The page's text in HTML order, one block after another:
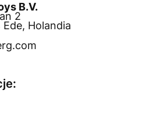
B.V.
2
Ede, Holandia